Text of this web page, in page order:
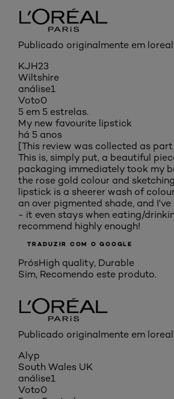
Publicado originalmente em
KJH23
Wiltshire
análise1
Voto0
5 em 5 estrelas.
My new favourite lipstick
há 5 anos
[This review was collected as
This is, simply put, a beautiful
packaging immediately took my
the rose gold colour and
lipstick is a sheerer wash of
an over pigmented shade, and
- it even stays when eating/
recommend highly enough!
TRADUZIR COM O GOOGLE
PrósHigh quality, Durable
Sim, Recomendo este produto.
Publicado originalmente em
Alyp
South Wales UK
análise1
Voto0